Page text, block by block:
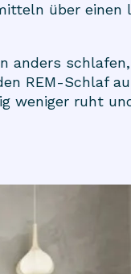
über
anders
REM-Schlaf
weniger ruht